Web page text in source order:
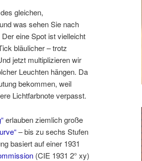
gleichen,
was sehen Sie nach
eine Spot ist vielleicht
bläulicher – trotz
jetzt multiplizieren wir
Leuchten hängen. Da
bekommen, weil
Lichtfarbnote verpasst.
erlauben ziemlich große
– bis zu sechs Stufen
basiert auf einer 1931
(CIE 1931 2° xy)